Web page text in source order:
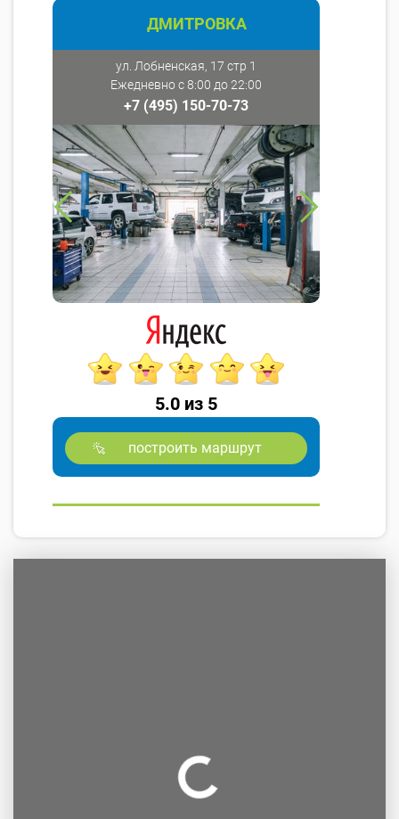
ДМИТРОВКА
ул. Лобненская, 17 стр 1
Ежедневно с 8:00 до 22:00
+7 (495) 150-70-73
5.0 из 5
построить маршрут